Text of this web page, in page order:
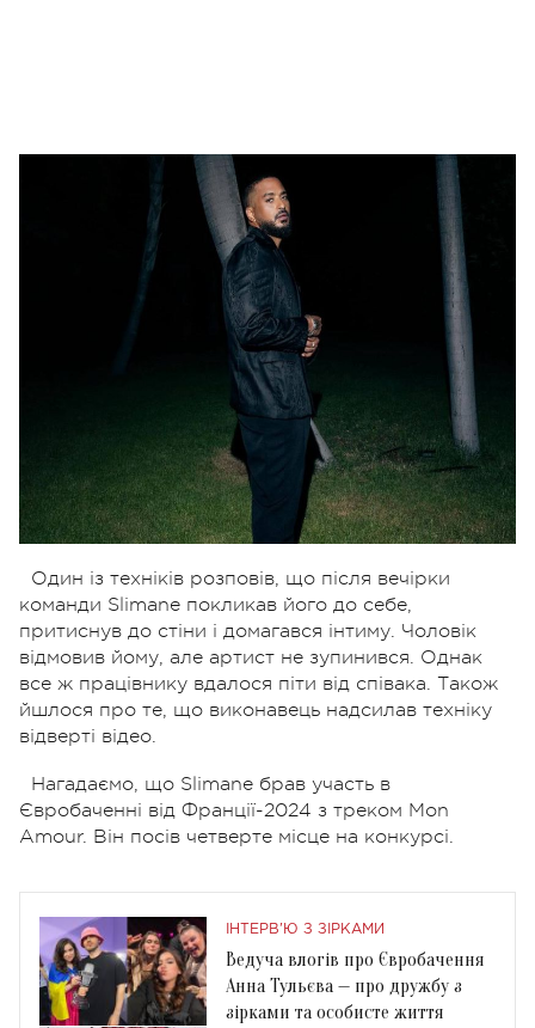
Один із техніків розповів, що після вечірки
команди Slimane покликав його до себе,
притиснув до стіни і домагався інтиму. Чоловік
відмовив йому, але артист не зупинився. Однак
все ж працівнику вдалося піти від співака. Також
йшлося про те, що виконавець надсилав техніку
відверті відео.
Нагадаємо, що Slimane брав участь в
Євробаченні від Франції-2024 з треком Mon
Amour. Він посів четверте місце на конкурсі.
ІНТЕРВ'Ю З ЗІРКАМИ
Ведуча влогів про Євробачення
Анна Тульєва — про дружбу з
зірками та особисте життя